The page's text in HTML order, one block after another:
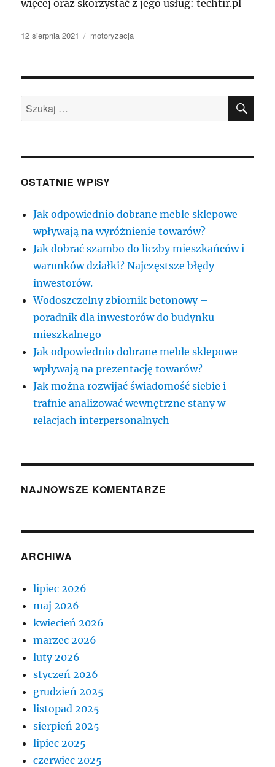
więcej oraz skorzystać z jego usług: techtir.pl
Data
12 sierpnia 2021 Kategorie
motoryzacja
Szukaj:
OSTATNIE WPISY
Jak odpowiednio dobrane meble sklepowe
wpływają na wyróżnienie towarów?
Jak dobrać szambo do liczby mieszkańców i
warunków działki? Najczęstsze błędy
inwestorów.
Wodoszczelny zbiornik betonowy –
poradnik dla inwestorów do budynku
mieszkalnego
Jak odpowiednio dobrane meble sklepowe
wpływają na prezentację towarów?
Jak można rozwijać świadomość siebie i
trafnie analizować wewnętrzne stany w
relacjach interpersonalnych
NAJNOWSZE KOMENTARZE
ARCHIWA
lipiec 2026
maj 2026
kwiecień 2026
marzec 2026
luty 2026
styczeń 2026
grudzień 2025
listopad 2025
sierpień 2025
lipiec 2025
czerwiec 2025